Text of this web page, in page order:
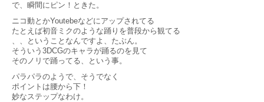
で、瞬間にピン！ときた。
ニコ動とかYoutebeなどにアップされてる
たとえば初音ミクのような踊りを普段から観てる
、、ということなんですよ、たぶん。
そういう3DCGのキャラが踊るのを見て
そのノリで踊ってる、という事。
パラパラのようで、そうでなく
ポイントは腰から下！
妙なステップなわけ。